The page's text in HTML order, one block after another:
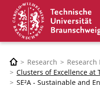
Research
Research
Clusters of Excellence at
SE²A - Sustainable and